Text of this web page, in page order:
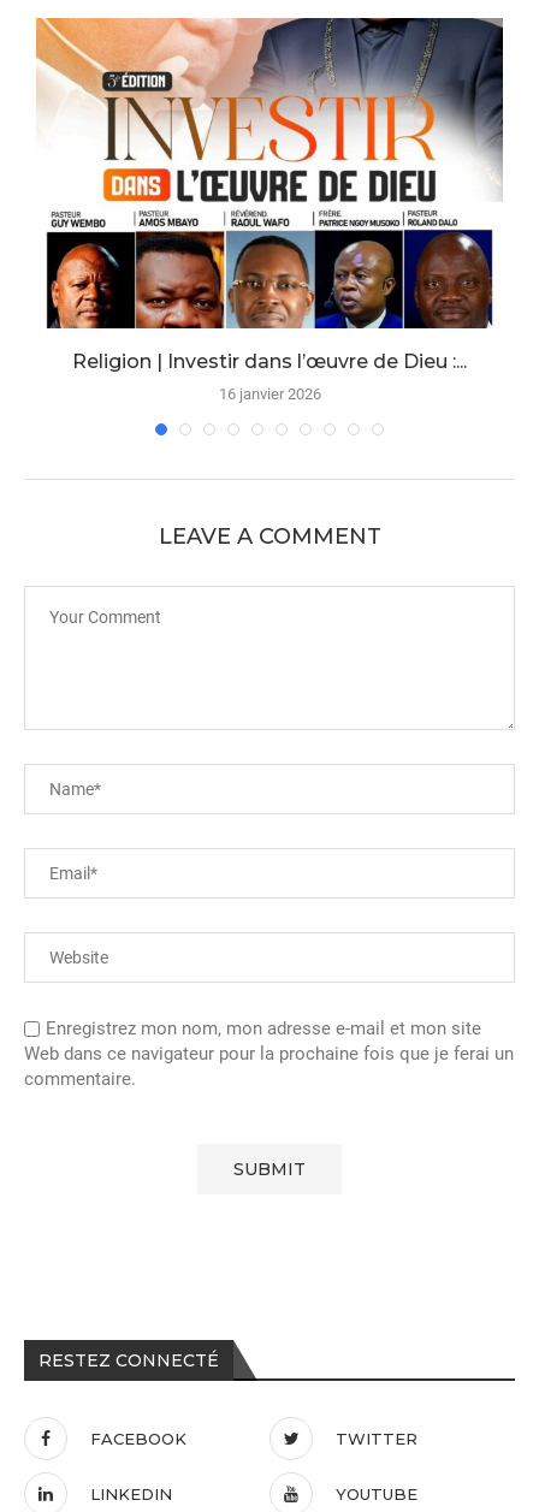
Religion | Investir dans l’œuvre de Dieu :...
16 janvier 2026
LEAVE A COMMENT
Enregistrez mon nom, mon adresse e-mail et mon site
Web dans ce navigateur pour la prochaine fois que je ferai un
commentaire.
RESTEZ CONNECTÉ
FACEBOOK TWITTER
LINKEDIN YOUTUBE